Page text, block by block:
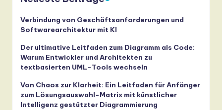
Verbindung von Geschäftsanforderungen und
Softwarearchitektur mit KI
Der ultimative Leitfaden zum Diagramm als Code:
Warum Entwickler und Architekten zu
textbasierten UML-Tools wechseln
Von Chaos zur Klarheit: Ein Leitfaden für Anfänger
zum Lösungsauswahl-Matrix mit künstlicher
Intelligenz gestützter Diagrammierung